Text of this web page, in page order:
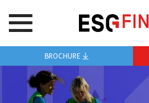
BROCHURE